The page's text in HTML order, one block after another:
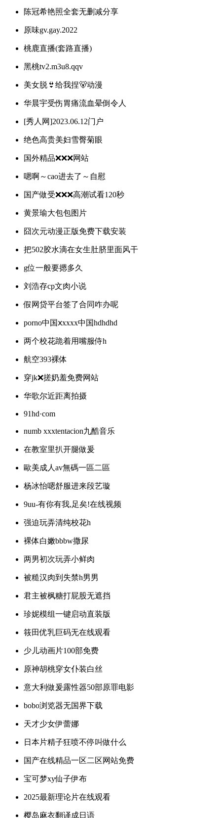
陈冠希艳照全套无删减分享
原味gv.gay.2022
桃鹿直播(套路直播)
黑桃tv2.m3u8.qqv
美女脱👙给我捏🐻动漫
华晨宇受伤胃痛流血晕倒令人
[秀人网]2023.06.12门户
绝色高贵美妇雪臀菊眼
国外精品❌❌❌网站
嗯啊～cao进去了～自慰
国产做受❌❌❌高潮试看120秒
黄景瑜大包包图片
囧次元动漫正版免费下载安装
把502胶水滴在女生肚脐里面风干
g位一般要摁多久
刘浩存cp文肉小说
假网贷平台签了合同咋办呢
porno中国ⅹxxxx中国hdhdhd
两个校花跪着用嘴服侍h
航空393裸体
穿jk❌搓奶羞免费网站
华歌尔近距离拍摄
91hd·com
numb xxxtentacion九酷音乐
在教室里扒开腿做爰
歐美成人av無碼一區二區
杨冰怡嗯舒服进来段艺璇
9uu-有你有我,足矣!在线视频
强迫玩弄清纯校花h
裸体白嫩bbbw撒尿
两男初次玩弄小鲜肉
被糙汉肉到失禁h男男
君主被枫糖打屁股无遮挡
珍妮模组一键启动直装版
筱田优乳巨码无在线观看
少儿动画片100部免费
原神胡桃穿女仆装白丝
意大利做爰露性器50部原罪电影
bobo浏览器无国界下载
天才少女伊蕾娜
日本片精子狂喷不停叫做什么
国产在线精品一区二区网站免费
宝可梦xy仙子伊布
2025最新理论片在线观看
樱岛麻衣翻译成日语